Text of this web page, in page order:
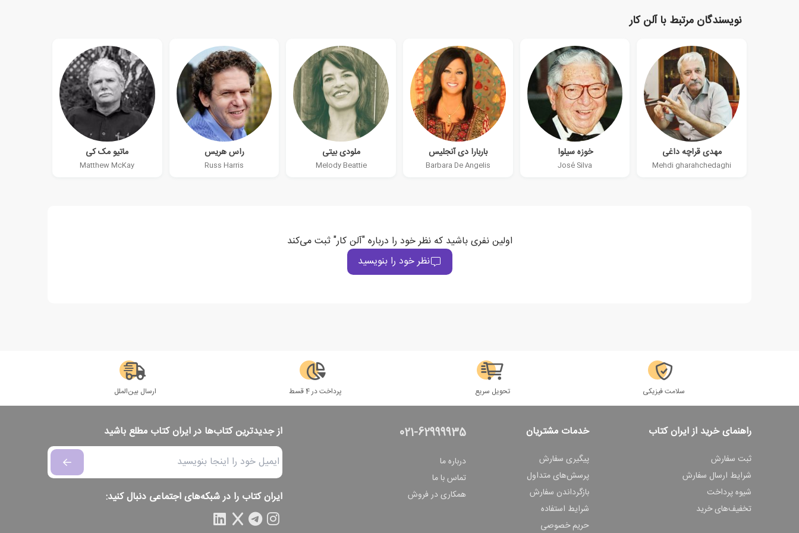
نویسندگان مرتبط با آلن کار
مهدی قراچه داغی
Mehdi gharahchedaghi
خوزه سیلوا
José Silva
باربارا دی آنجلیس
Barbara De Angelis
ملودی بیتی
Melody Beattie
راس هریس
Russ Harris
ماتیو مک کی
Matthew McKay
اولین نفری باشید که نظر خود را درباره "آلن کار" ثبت می‌کند
نظر خود را بنویسید
سلامت فیزیکی تحویل سریع پرداخت در 4 قسط ارسال بین‌الملل
راهنمای خرید از ایران کتاب
ثبت سفارش
شرایط ارسال سفارش
شیوه پرداخت
تخفیف‌های خرید
خدمات مشتریان
پیگیری سفارش
پرسش‌های متداول
بازگرداندن سفارش
شرایط استفاده
حریم خصوصی
021-62999935
درباره ما
تماس با ما
همکاری در فروش
از جدیدترین کتاب‌ها در ایران کتاب مطلع باشید
ایران کتاب را در شبکه‌های اجتماعی دنبال کنید: